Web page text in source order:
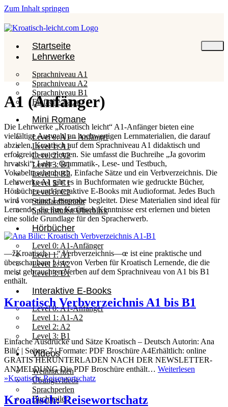
Zum Inhalt springen
Startseite
Lehrwerke
Sprachniveau A1
Sprachniveau A2
Sprachniveau B1
Einfache Sätze
Mini Romane
Level 0: A1 – Anfänger
Level 1: A1
Level 2: A2
Level 3: B1
Level 4: B2
Level 5: C1
Level 6: C2
Standardliteratur
Sprachstufen Überblick
Hörbücher
Level 0: A1-Anfänger
Level 1: A1
Level 2: A2
Level 3: B1
Interaktive E-Books
Level 0: A1-Anfänger
Level 1: A1-A2
Level 2: A2
Level 3: B1
Videos
Weihnachten
Übungsvideos
Sprachperlen
Buchtrailer
A1 (Anfänger)
Die Lehrwerke „Kroatisch leicht“ A1-Anfänger bieten eine
vielfältige Auswahl an hochwertigen Lernmaterialien, die darauf
abzielen, Kroatisch auf dem Sprachniveau A1 didaktisch und
erfolgreich zu erlernen. Sie umfasst die Buchreihe „Ja govorim
hrvatski“: Lehr-, Grammatik-, Lese- und Testbuch,
Vokabeltaschenbuch, Einfache Sätze und ein Verbverzeichnis. Die
Lehrwerke A1 gibt es in Buchformaten wie gedruckte Bücher,
Hörbücher und interaktive E-Books mit Audioformat. Jedes Buch
wird von einer Leseprobe begleitet. Diese Materialien sind ideal für
Lernende, die ihre Kroatisch Kenntnisse erst erlernen und bieten
eine solide Grundlage für den Spracherwerb.
—žKroatisch —“ Verbverzeichnis—œ ist eine praktische und
überschaubare Liste von Verben für Kroatisch Lernende, die die
meist gebrauchten Verben auf dem Sprachniveau von A1 bis B1
enthält.
Kroatisch Verbverzeichnis A1 bis B1
Einfache Ausdrücke und Sätze Kroatisch – Deutsch Autorin: Ana
Bilić | Seiten: 7 | Formate: PDF Broschüre A4Erhältlich: online
GRATIS HERUNTERLADEN NACH DER NEWSLETTER-
ANMELDUNG Die PDF Broschüre enthält… Weiterlesen
»Kroatisch: Reisewortschatz
Kroatisch: Reisewortschatz